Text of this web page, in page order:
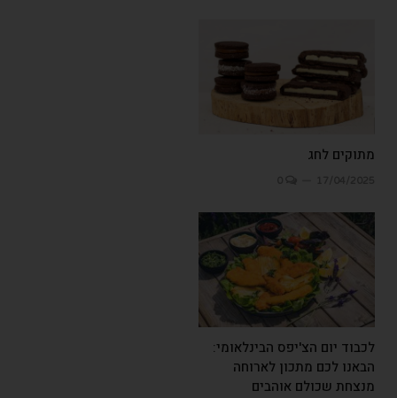
מתוקים לחג
לכבוד יום הצ'יפס הבינלאומי:
הבאנו לכם מתכון לארוחה
מנצחת שכולם אוהבים